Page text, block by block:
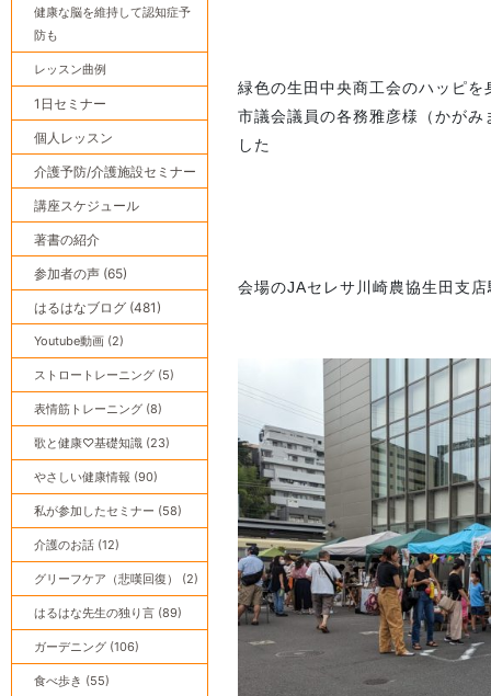
緑色の生田中央商工会のハッピ
市議会議員の各務雅彦様（かが
した
会場のJAセレサ川崎農協生田支
健康な脳を維持して認知症予
防も
レッスン曲例
1日セミナー
個人レッスン
介護予防/介護施設セミナー
講座スケジュール
著書の紹介
参加者の声 (65)
はるはなブログ (481)
Youtube動画 (2)
ストロートレーニング (5)
表情筋トレーニング (8)
歌と健康♡基礎知識 (23)
やさしい健康情報 (90)
私が参加したセミナー (58)
介護のお話 (12)
グリーフケア（悲嘆回復） (2)
はるはな先生の独り言 (89)
ガーデニング (106)
食べ歩き (55)